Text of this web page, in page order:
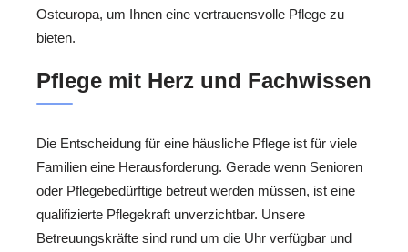
Osteuropa, um Ihnen eine vertrauensvolle Pflege zu
bieten.
Pflege mit Herz und Fachwissen
Die Entscheidung für eine häusliche Pflege ist für viele
Familien eine Herausforderung. Gerade wenn Senioren
oder Pflegebedürftige betreut werden müssen, ist eine
qualifizierte Pflegekraft unverzichtbar. Unsere
Betreuungskräfte sind rund um die Uhr verfügbar und